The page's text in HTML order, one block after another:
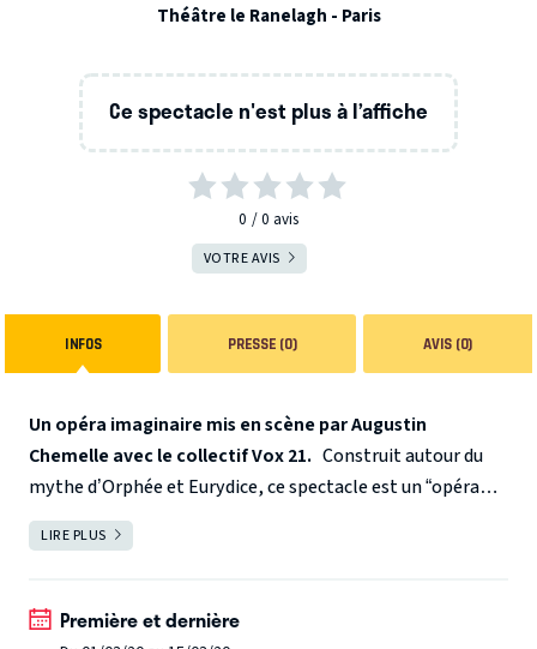
Théâtre le Ranelagh - Paris
Ce spectacle n'est plus à l’affiche
0 0 avis
VOTRE AVIS
INFOS PRESSE (0) AVIS (0)
Un opéra imaginaire mis en scène par Augustin
Chemelle avec le collectif Vox 21. Construit autour du
mythe d’Orphée et Eurydice, ce spectacle est un “opéra
imaginaire”, dont la partition est constituée d’extraits
d’opéras italiens et anglais des XVII et XVIII
une histoire antique peut parler au public du XXI
LIRE PLUS
Première et dernière